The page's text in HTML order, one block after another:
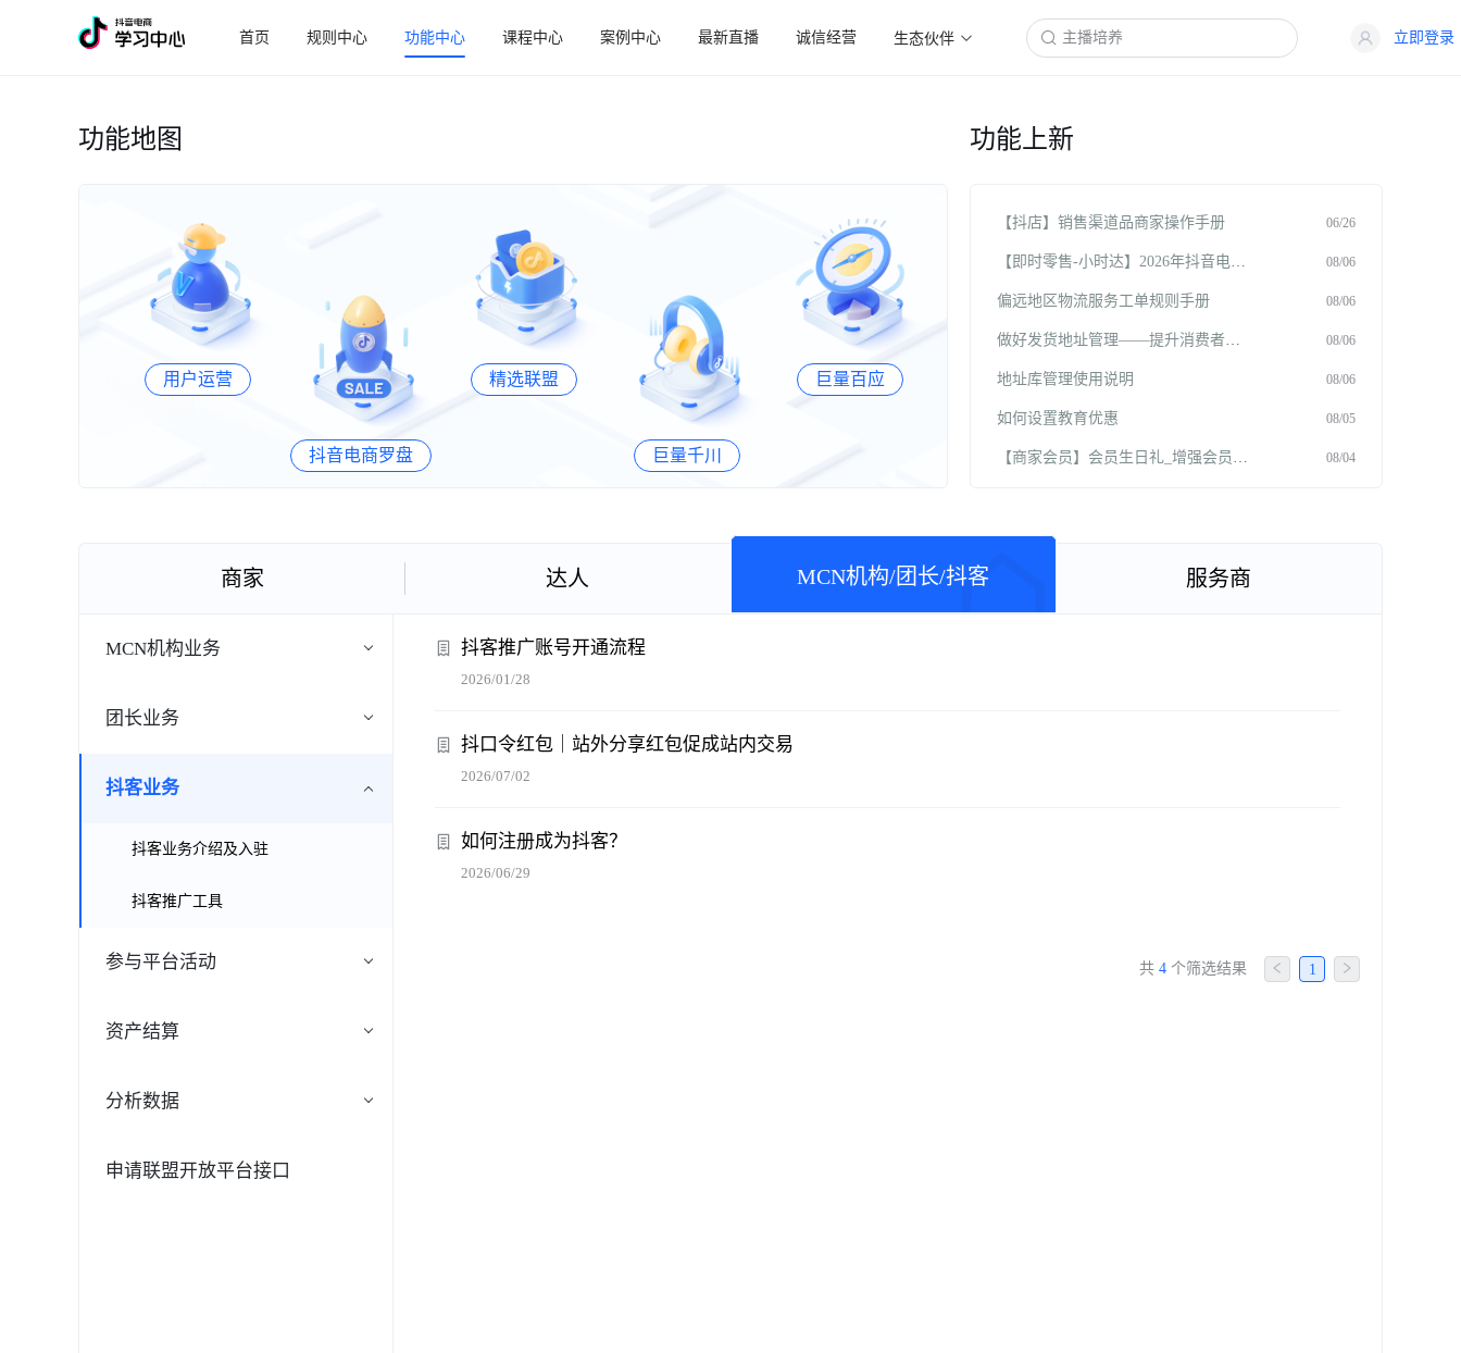
首页 规则中心 功能中心 课程中心 案例中心 最新直播 诚信经营 生态伙伴 立即登录
功能地图
用户运营
抖音电商罗盘
精选联盟
巨量千川
巨量百应
功能上新
【抖店】销售渠道品商家操作手册 06/26
【即时零售-小时达】2026年抖音电商商品卡免佣扶持政策规则 【自2026年8月1日下线】 08/06
偏远地区物流服务工单规则手册 08/06
做好发货地址管理——提升消费者信任与体验 08/06
地址库管理使用说明 08/06
如何设置教育优惠 08/05
【商家会员】会员生日礼_增强会员粘性 08/04
商家 达人 MCN机构/团长/抖客 服务商
MCN机构业务
团长业务
抖客业务
抖客业务介绍及入驻
抖客推广工具
参与平台活动
资产结算
分析数据
申请联盟开放平台接口
抖客推广账号开通流程
2026/01/28
抖口令红包｜站外分享红包促成站内交易
2026/07/02
如何注册成为抖客？
2026/06/29
共 4 个筛选结果 1